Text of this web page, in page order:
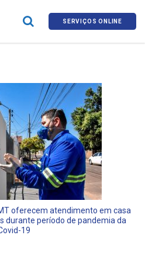
SERVIÇOS ONLINE
oferecem atendimento em casa
durante período de pandemia da
19